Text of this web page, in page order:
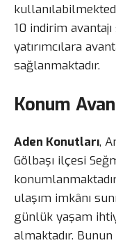
10 indirim
yatırımcılara
sağlanmaktadır.
Konum
Aden Konutları,
Gölbaşı ilçesi
ulaşım imkânı
günlük yaşam
almaktadır.